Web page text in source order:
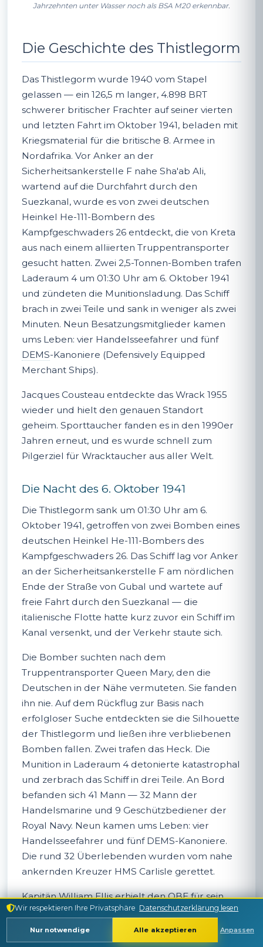
Jahrzehnten unter Wasser noch als BSA M20 erkennbar.
Die Geschichte des Thistlegorm
Das Thistlegorm wurde 1940 vom Stapel
gelassen — ein 126,5 m langer, 4.898 BRT
schwerer britischer Frachter auf seiner vierten
und letzten Fahrt im Oktober 1941, beladen mit
Kriegsmaterial für die britische 8. Armee in
Nordafrika. Vor Anker an der
Sicherheitsankerstelle F nahe Sha'ab Ali,
wartend auf die Durchfahrt durch den
Suezkanal, wurde es von zwei deutschen
Heinkel He-111-Bombern des
Kampfgeschwaders 26 entdeckt, die von Kreta
aus nach einem alliierten Truppentransporter
gesucht hatten. Zwei 2,5-Tonnen-Bomben trafen
Laderaum 4 um 01:30 Uhr am 6. Oktober 1941
und zündeten die Munitionsladung. Das Schiff
brach in zwei Teile und sank in weniger als zwei
Minuten. Neun Besatzungsmitglieder kamen
ums Leben: vier Handelsseefahrer und fünf
DEMS-Kanoniere (Defensively Equipped
Merchant Ships).
Jacques Cousteau entdeckte das Wrack 1955
wieder und hielt den genauen Standort
geheim. Sporttaucher fanden es in den 1990er
Jahren erneut, und es wurde schnell zum
Pilgerziel für Wracktaucher aus aller Welt.
Die Nacht des 6. Oktober 1941
Die Thistlegorm sank um 01:30 Uhr am 6.
Oktober 1941, getroffen von zwei Bomben eines
deutschen Heinkel He-111-Bombers des
Kampfgeschwaders 26. Das Schiff lag vor Anker
an der Sicherheitsankerstelle F am nördlichen
Ende der Straße von Gubal und wartete auf
freie Fahrt durch den Suezkanal — die
italienische Flotte hatte kurz zuvor ein Schiff im
Kanal versenkt, und der Verkehr staute sich.
Die Bomber suchten nach dem
Truppentransporter Queen Mary, den die
Deutschen in der Nähe vermuteten. Sie fanden
ihn nie. Auf dem Rückflug zur Basis nach
erfolgloser Suche entdeckten sie die Silhouette
der Thistlegorm und ließen ihre verbliebenen
Bomben fallen. Zwei trafen das Heck. Die
Munition in Laderaum 4 detonierte katastrophal
und zerbrach das Schiff in drei Teile. An Bord
befanden sich 41 Mann — 32 Mann der
Handelsmarine und 9 Geschützbediener der
Royal Navy. Neun kamen ums Leben: vier
Handelsseefahrer und fünf DEMS-Kanoniere.
Die rund 32 Überlebenden wurden vom nahe
ankernden Kreuzer HMS Carlisle gerettet.
Kapitän William Ellis erhielt den OBE für sein
besonnenes Verhalten während der
Katastrophe. Das Wrack ruhte 14 Jahre
unberührt auf dem Grund des Roten Meeres,
Wir respektieren Ihre Privatsphäre Datenschutzerklärung lesen
Anpassen
Nur notwendige Alle akzeptieren